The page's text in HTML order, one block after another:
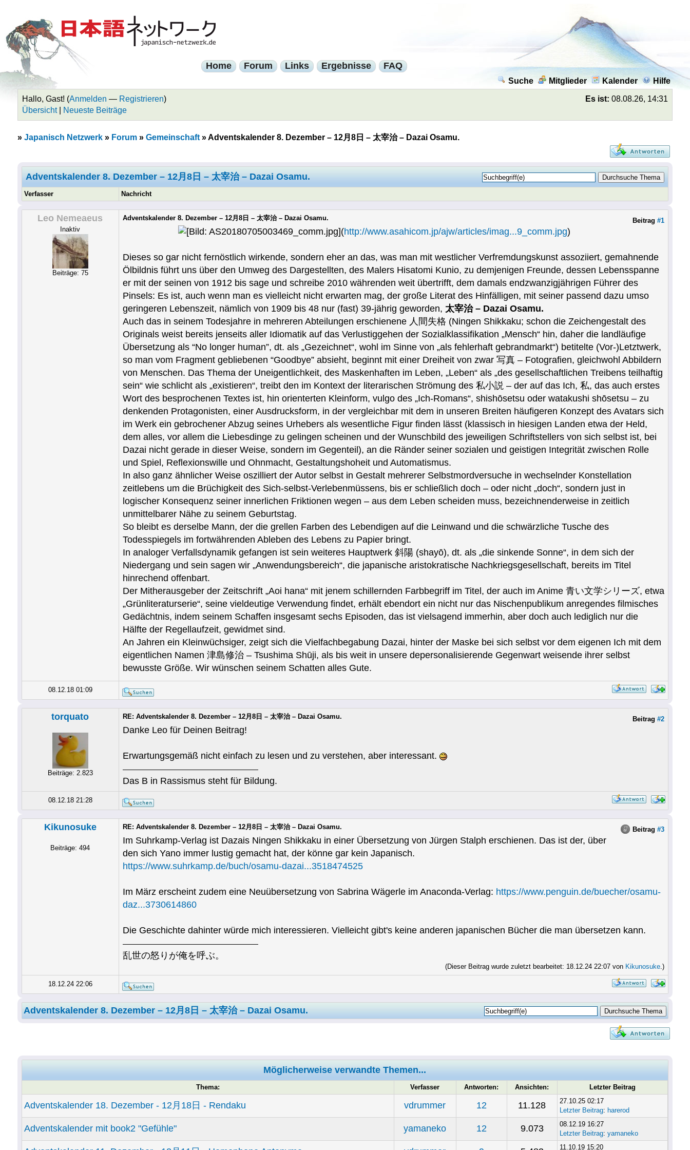
Home Forum Links Ergebnisse FAQ
Suche Mitglieder Kalender Hilfe
Es ist: 08.08.26, 14:31
Hallo, Gast! (Anmelden — Registrieren)
Übersicht| Neueste Beiträge
» Japanisch Netzwerk» Forum» Gemeinschaft»Adventskalender 8. Dezember – 12月8日 – 太宰治 – Dazai Osamu.
Adventskalender 8. Dezember – 12月8日 – 太宰治 – Dazai Osamu.
Verfasser Nachricht
Leo Nemeaeus
Inaktiv
Beiträge: 75
Beitrag #1
Adventskalender 8. Dezember – 12月8日 – 太宰治 – Dazai Osamu.
(http://www.asahicom.jp/ajw/articles/imag...9_comm.jpg)
Dieses so gar nicht fernöstlich wirkende, sondern eher an das, was man mit westlicher Verfremdungskunst assoziiert, gemahnende
Ölbildnis führt uns über den Umweg des Dargestellten, des Malers Hisatomi Kunio, zu demjenigen Freunde, dessen Lebensspanne
er mit der seinen von 1912 bis sage und schreibe 2010 währenden weit übertrifft, dem damals endzwanzigjährigen Führer des
Pinsels: Es ist, auch wenn man es vielleicht nicht erwarten mag, der große Literat des Hinfälligen, mit seiner passend dazu umso
geringeren Lebenszeit, nämlich von 1909 bis 48 nur (fast) 39-jährig geworden, 太宰治 – Dazai Osamu.
Auch das in seinem Todesjahre in mehreren Abteilungen erschienene 人間失格 (Ningen Shikkaku; schon die Zeichengestalt des
Originals weist bereits jenseits aller Idiomatik auf das Verlustiggehen der Sozialklassifikation „Mensch“ hin, daher die landläufige
Übersetzung als “No longer human”, dt. als „Gezeichnet“, wohl im Sinne von „als fehlerhaft gebrandmarkt“) betitelte (Vor-)Letztwerk,
so man vom Fragment gebliebenen “Goodbye” absieht, beginnt mit einer Dreiheit von zwar 写真 – Fotografien, gleichwohl Abbildern
von Menschen. Das Thema der Uneigentlichkeit, des Maskenhaften im Leben, „Leben“ als „des gesellschaftlichen Treibens teilhaftig
sein“ wie schlicht als „existieren“, treibt den im Kontext der literarischen Strömung des 私小説 – der auf das Ich, 私, das auch erstes
Wort des besprochenen Textes ist, hin orienterten Kleinform, vulgo des „Ich-Romans“, shishōsetsu oder watakushi shōsetsu – zu
denkenden Protagonisten, einer Ausdrucksform, in der vergleichbar mit dem in unseren Breiten häufigeren Konzept des Avatars sich
im Werk ein gebrochener Abzug seines Urhebers als wesentliche Figur finden läss‍‍t (klassisch in hiesigen Landen etwa der Held,
dem alles, vor allem die Liebesdinge zu gelingen scheinen und der Wunschbild des jeweiligen Schriftstellers von sich selbst ist, bei
Dazai nicht gerade in dieser Weise, sondern im Gegenteil), an die Ränder seiner sozialen und geistigen Integrität zwischen Rolle
und Spiel, Reflexionswille und Ohnmacht, Gestaltungshoheit und Automatismus.
In also ganz ähnlicher Weise oszilliert der Autor selbst in Gestalt mehrerer Selbstmordversuche in wechselnder Konstellation
zeitlebens um die Brüchigkeit des Sich-selbst-Verlebenmüssens, bis er schließlich doch – oder nicht „doch“, sondern just in
logischer Konsequenz seiner innerlichen Friktionen wegen – aus dem Leben scheiden muss, bezeichnenderweise in zeitlich
unmittelbarer Nähe zu seinem Geburts‍‍tag.
So bleibt es derselbe Mann, der die grellen Farben des Lebendigen auf die Leinwand und die schwärzliche Tusche des
Todesspiegels im fortwährenden Ableben des Lebens zu Papier bringt.
In analoger Verfallsdynamik gefangen ist sein weiteres Hauptwerk 斜陽 (shayō), dt. als „die sinkende Sonne“, in dem sich der
Niedergang und sein sagen wir „Anwendungsbereich“, die japanische aristokratische Nachkriegsgesellschaft, bereits im Titel
hinrechend offenbart.
Der Mitherausgeber der Zeitschrift „Aoi hana“ mit jenem schillernden Farbbegriff im Titel, der auch im Anime 青い文学シリーズ, etwa
„Grünliteraturserie“, seine vieldeutige Verwendung findet, erhält ebendort ein nicht nur das Nischenpublikum anregendes filmisches
Gedächtnis, indem seinem Schaffen insgesamt sechs Episoden, das ist vielsagend immerhin, aber doch auch lediglich nur die
Hälfte der Regellaufzeit, gewidmet sind.
An Jahren ein Kleinwüchsiger, zeigt sich die Vielfachbegabung Dazai, hinter der Maske bei sich selbst vor dem eigenen Ich mit dem
eigentlichen Namen 津島修治 – Tsushima Shūji, als bis weit in unsere depersonalisierende Gegenwart weisende ihrer selb‍s‍‍‍t
bewuss‍‍te Größe. Wir wünschen seinem Schatten alles Gute.
08.12.18 01:09
torquato
Beiträge: 2.823
Beitrag #2
RE: Adventskalender 8. Dezember – 12月8日 – 太宰治 – Dazai Osamu.
Danke Leo für Deinen Beitrag!
Erwartungsgemäß nicht einfach zu lesen und zu verstehen, aber interessant.
Das B in Rassismus steht für Bildung.
08.12.18 21:28
Kikunosuke
Beiträge: 494
Beitrag #3
RE: Adventskalender 8. Dezember – 12月8日 – 太宰治 – Dazai Osamu.
Im Suhrkamp-Verlag ist Dazais Ningen Shikkaku in einer Übersetzung von Jürgen Stalph erschienen. Das ist der, über
den sich Yano immer lustig gemacht hat, der könne gar kein Japanisch.
https://www.suhrkamp.de/buch/osamu-dazai...3518474525
Im März erscheint zudem eine Neuübersetzung von Sabrina Wägerle im Anaconda-Verlag: https://www.penguin.de/buecher/osamu-
daz...3730614860
Die Geschichte dahinter würde mich interessieren. Vielleicht gibt's keine anderen japanischen Bücher die man übersetzen kann.
乱世の怒りが俺を呼ぶ。
(Dieser Beitrag wurde zuletzt bearbeitet: 18.12.24 22:07 von Kikunosuke.)
18.12.24 22:06
Adventskalender 8. Dezember – 12月8日 – 太宰治 – Dazai Osamu.
Möglicherweise verwandte Themen...
Thema: Verfasser Antworten: Ansichten: Letzter Beitrag
Adventskalender 18. Dezember - 12月18日 - Rendaku vdrummer 12 11.128
27.10.25 02:17
Letzter Beitrag: harerod
Adventskalender mit book2 "Gefühle" yamaneko 12 9.073
08.12.19 16:27
Letzter Beitrag: yamaneko
11.10.19 15:20